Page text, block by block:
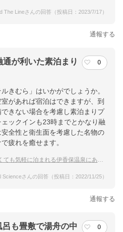
The Lineさんの回答（投稿日：2023/7/17）
通報する
が利いた素泊まり
0
きむら」はいかがでしょうか。
があれば宿泊はできますが、到
きない場合を考慮し素泊まりプ
ックインも23時までとかなり融
全性と衛生面を考慮した名物の
疲れを癒せます。
も気軽に泊まれる伊香保温泉にある宿
Scienceさんの回答（投稿日：2022/11/25）
通報する
も畳敷で湯舟の中
0